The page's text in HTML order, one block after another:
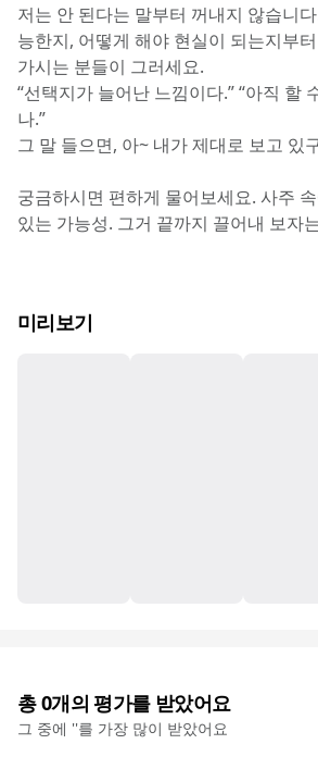
저는 안 된다는 말부터 꺼내지 않습니
능한지, 어떻게 해야 현실이 되는지부
가시는 분들이 그러세요.
“선택지가 늘어난 느낌이다.” “아직 할
나.”
그 말 들으면, 아~ 내가 제대로 보고 있
궁금하시면 편하게 물어보세요. 사주
있는 가능성. 그거 끝까지 끌어내 보자
미리보기
총0개의 평가를 받았어요
그 중에 ''를 가장 많이 받았어요